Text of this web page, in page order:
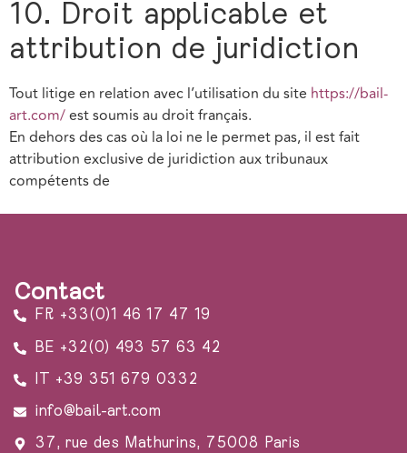
10. Droit applicable et
attribution de juridiction
Tout litige en relation avec l’utilisation du site https://bail-
art.com/est soumis au droit français.
En dehors des cas où la loi ne le permet pas, il est fait
attribution exclusive de juridiction aux tribunaux
compétents de
Contact
FR +33(0)1 46 17 47 19
BE +32(0) 493 57 63 42​
IT +39 351 679 0332
info@bail-art.com
37, rue des Mathurins, 75008 Paris